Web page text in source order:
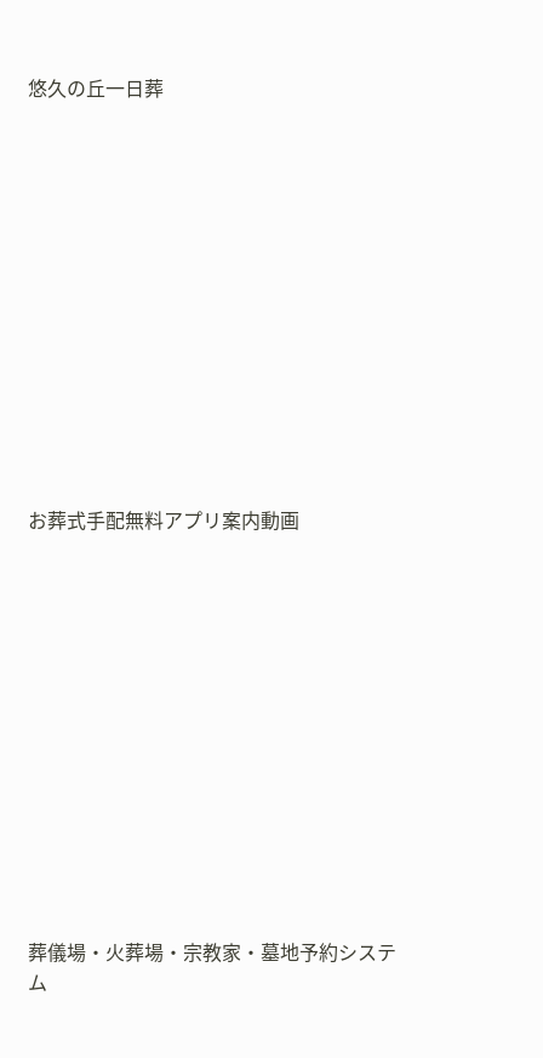
悠久の丘一日葬
お葬式手配無料アプリ案内動画
葬儀場・火葬場・宗教家・墓地予約システ
ム